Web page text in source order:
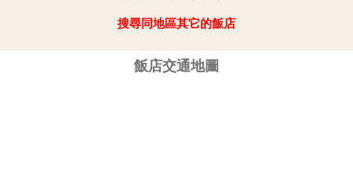
搜尋同地區其它的飯店
飯店交通地圖